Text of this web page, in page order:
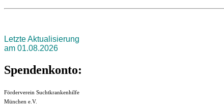
Letzte Aktualisierung
am 01.08.2026
Spendenkonto:
Förderverein Suchtkrankenhilfe
München e.V.